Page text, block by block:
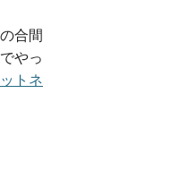
合間
やっ
トネ